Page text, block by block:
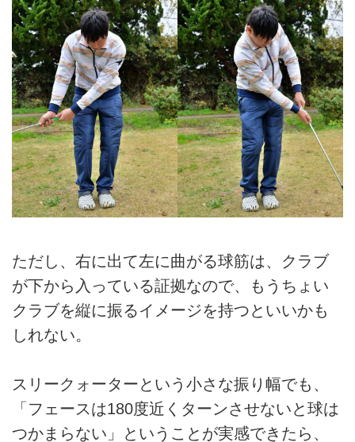
ただし、右に出て左に曲がる球筋は、クラブ
が下から入っている証拠なので、もうちょい
クラブを縦に振るイメージを持つといいかも
しれない。
スリークォーターという小さな振り幅でも、
「フェースは180度近くターンさせないと球は
つかまらない」ということが実感できたら、